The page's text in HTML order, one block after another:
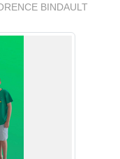
BINDAULT